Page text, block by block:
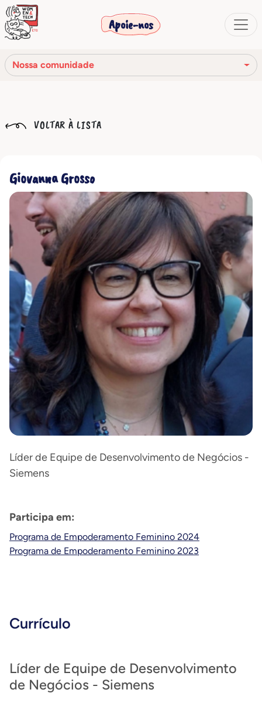
Apoie-nos
Nossa comunidade
Nossa rede
Nossa comunidade
VOLTAR À LISTA
Giovanna Grosso
Líder de Equipe de Desenvolvimento de Negócios -
Siemens
Participa em:
Programa de Empoderamento Feminino 2024
Programa de Empoderamento Feminino 2023
Currículo
Líder de Equipe de Desenvolvimento
de Negócios - Siemens